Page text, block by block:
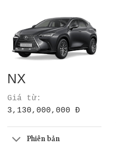
NX
Giá từ:
3,130,000,000 Đ
Phiên bản